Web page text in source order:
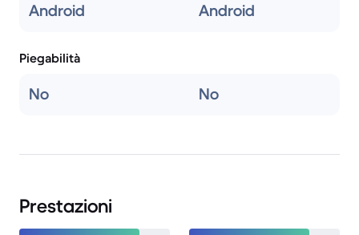
Android Android
Piegabilità
No No
Prestazioni